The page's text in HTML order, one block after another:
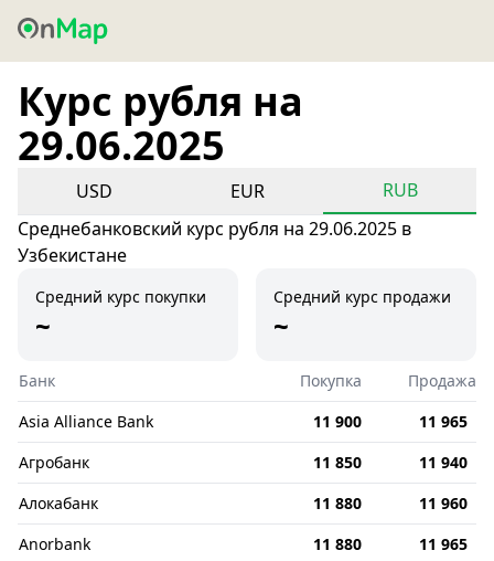
Курс рубля на
29.06.2025
USD EUR
RUB
Среднебанковский курс рубля на 29.06.2025 в
Узбекистане
Средний курс покупки
~
Средний курс продажи
~
Банк Покупка
Продажа
Asia Alliance Bank
11 900
11 965
Агробанк
11 850
11 940
Алокабанк
11 880
11 960
Anorbank
11 880
11 965